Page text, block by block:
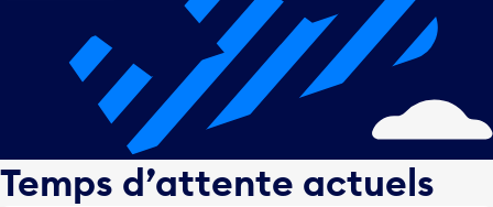
Temps d’attente actuels